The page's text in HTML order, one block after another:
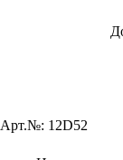
Арт.№: 12D52